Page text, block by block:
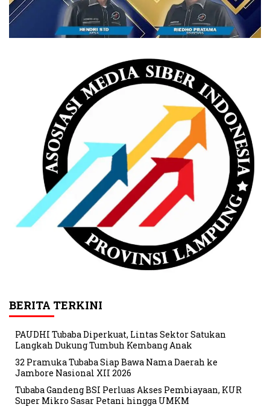
BERITA TERKINI
PAUDHI Tubaba Diperkuat, Lintas Sektor Satukan
Langkah Dukung Tumbuh Kembang Anak
32 Pramuka Tubaba Siap Bawa Nama Daerah ke
Jambore Nasional XII 2026
Tubaba Gandeng BSI Perluas Akses Pembiayaan, KUR
Super Mikro Sasar Petani hingga UMKM